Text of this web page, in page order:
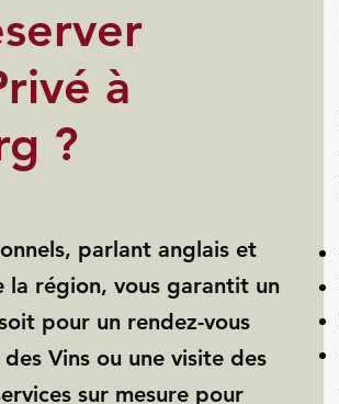
à
?
parlant anglais et
la région, vous garantit un
pour un rendez-vous
Vins ou une visite des
sur mesure pour